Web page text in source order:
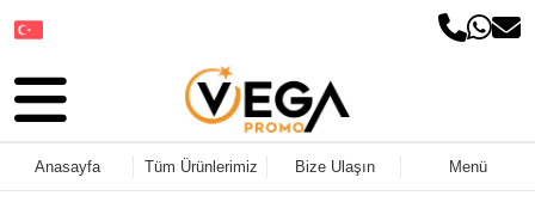
Anasayfa Tüm Ürünlerimiz Bize Ulaşın Menü